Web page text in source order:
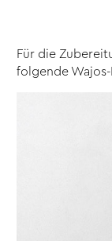
Für die
folgende